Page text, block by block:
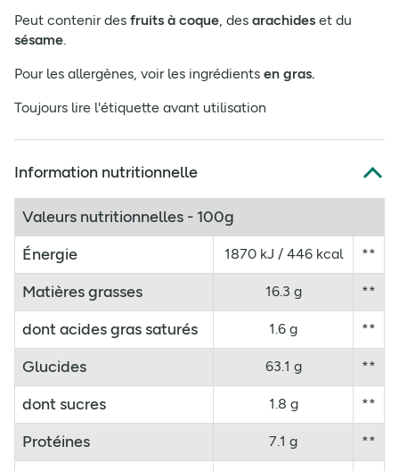
Peut contenir des fruits à coque, des arachides et du
sésame.
Pour les allergènes, voir les ingrédients en gras.
Toujours lire l'étiquette avant utilisation
Information nutritionnelle
Valeurs nutritionnelles - 100g
Énergie
1870 kJ / 446 kcal **
Matières grasses 16.3 g **
dont acides gras saturés 1.6 g **
Glucides 63.1 g **
dont sucres 1.8 g **
Protéines 7.1 g **